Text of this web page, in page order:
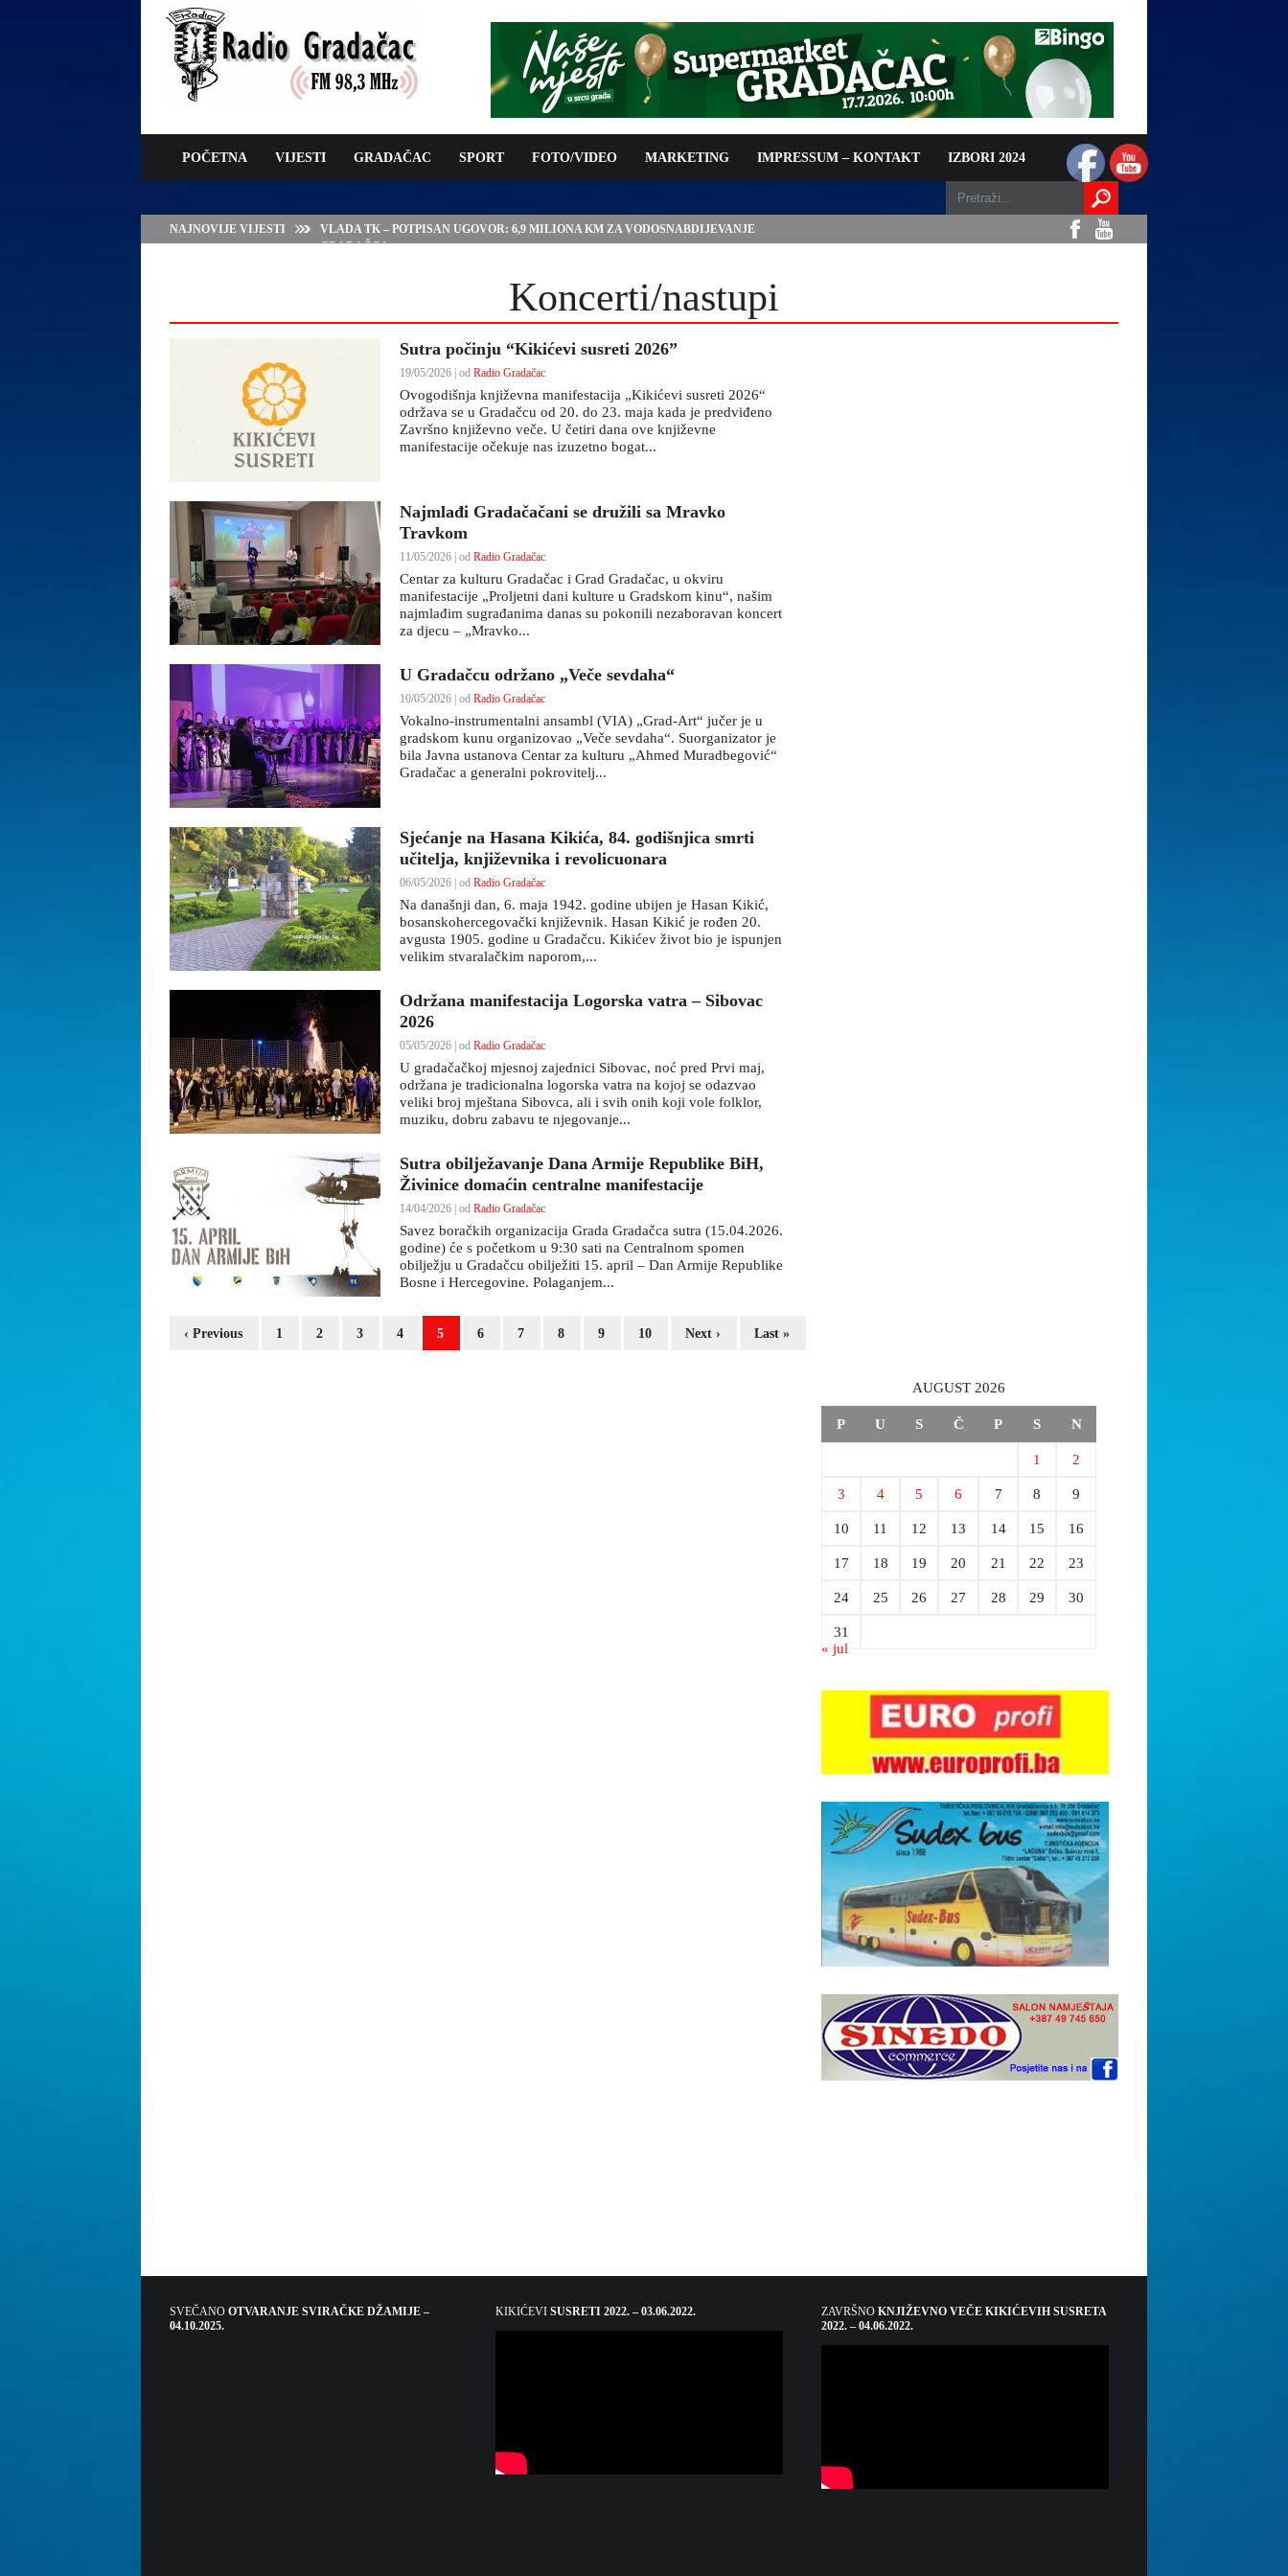
POČETNA VIJESTI GRADAČAC SPORT FOTO/VIDEO MARKETING IMPRESSUM – KONTAKT IZBORI 2024
NAJNOVIJE VIJESTI
VLADA TK – POTPISAN UGOVOR: 6,9 MILIONA KM ZA VODOSNABDIJEVANJE
GRADAČCA
Koncerti/nastupi
Sutra počinju “Kikićevi susreti 2026”
19/05/2026 | od Radio Gradačac
Ovogodišnja književna manifestacija „Kikićevi susreti 2026“
održava se u Gradačcu od 20. do 23. maja kada je predviđeno
Završno književno veče. U četiri dana ove književne
manifestacije očekuje nas izuzetno bogat...
Najmlađi Gradačačani se družili sa Mravko
Travkom
11/05/2026 | od Radio Gradačac
Centar za kulturu Gradačac i Grad Gradačac, u okviru
manifestacije „Proljetni dani kulture u Gradskom kinu“, našim
najmlađim sugrađanima danas su pokonili nezaboravan koncert
za djecu – „Mravko...
U Gradačcu održano „Veče sevdaha“
10/05/2026 | od Radio Gradačac
Vokalno-instrumentalni ansambl (VIA) „Grad-Art“ jučer je u
gradskom kunu organizovao „Veče sevdaha“. Suorganizator je
bila Javna ustanova Centar za kulturu „Ahmed Muradbegović“
Gradačac a generalni pokrovitelj...
Sjećanje na Hasana Kikića, 84. godišnjica smrti
učitelja, književnika i revolicuonara
06/05/2026 | od Radio Gradačac
Na današnji dan, 6. maja 1942. godine ubijen je Hasan Kikić,
bosanskohercegovački književnik. Hasan Kikić je rođen 20.
avgusta 1905. godine u Gradačcu. Kikićev život bio je ispunjen
velikim stvaralačkim naporom,...
Održana manifestacija Logorska vatra – Sibovac
2026
05/05/2026 | od Radio Gradačac
U gradačačkoj mjesnoj zajednici Sibovac, noć pred Prvi maj,
održana je tradicionalna logorska vatra na kojoj se odazvao
veliki broj mještana Sibovca, ali i svih onih koji vole folklor,
muziku, dobru zabavu te njegovanje...
Sutra obilježavanje Dana Armije Republike BiH,
Živinice domaćin centralne manifestacije
14/04/2026 | od Radio Gradačac
Savez boračkih organizacija Grada Gradačca sutra (15.04.2026.
godine) će s početkom u 9:30 sati na Centralnom spomen
obilježju u Gradačcu obilježiti 15. april – Dan Armije Republike
Bosne i Hercegovine. Polaganjem...
‹ Previous 1 2 3 4 5 6 7 8 9 10 Next › Last »
AUGUST 2026
P U S Č P S N
1 2
3 4 5 6 7 8 9
10 11 12 13 14 15 16
17 18 19 20 21 22 23
24 25 26 27 28 29 30
31
« jul
SVEČANO OTVARANJE SVIRAČKE DŽAMIJE –
04.10.2025.
KIKIĆEVI SUSRETI 2022. – 03.06.2022. ZAVRŠNO KNJIŽEVNO VEČE KIKIĆEVIH SUSRETA
2022. – 04.06.2022.